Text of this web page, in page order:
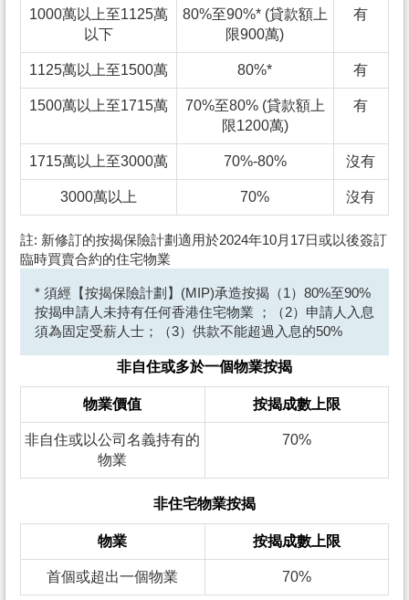
1000萬以上至1125萬
以下
80%至90%* (貸款額上
限900萬)
有
1125萬以上至1500萬 80%* 有
1500萬以上至1715萬
70%至80% (貸款額上
限1200萬)
有
1715萬以上至3000萬 70%-80% 沒有
3000萬以上 70% 沒有
註: 新修訂的按揭保險計劃適用於2024年10月17日或以後簽訂
臨時買賣合約的住宅物業
* 須經【按揭保險計劃】(MIP)承造按揭（1）80%至90%
按揭申請人未持有任何香港住宅物業 ；（2）申請人入息
須為固定受薪人士；（3）供款不能超過入息的50%
非自住或多於一個物業按揭
物業價值 按揭成數上限
非自住或以公司名義持有的
物業
70%
非住宅物業按揭
物業 按揭成數上限
首個或超出一個物業 70%